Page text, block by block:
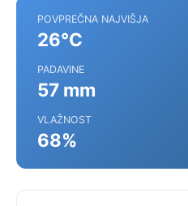
POVPREČNA NAJVIŠJA
26°C
PADAVINE
57 mm
VLAŽNOST
68%